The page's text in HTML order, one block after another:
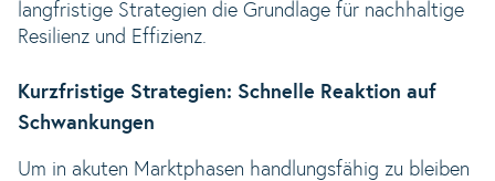
langfristige Strategien die Grundlage für nachhaltige
Resilienz und Effizienz.
Kurzfristige Strategien: Schnelle Reaktion auf
Schwankungen
Um in akuten Marktphasen handlungsfähig zu bleiben